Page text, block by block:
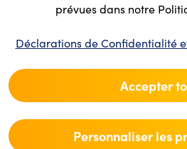
prévues dans notre
Déclarations de Confidentialité
Accepter
Personnaliser les
Cliquez ici pour
Envoyer